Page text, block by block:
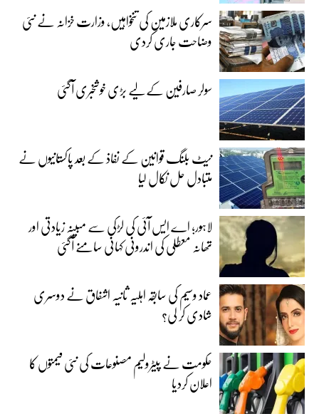
سرکاری ملازمین کی تنخواہیں، وزارت خزانہ نے نئی
وضاحت جاری کردی
سولر صارفین کے لیے بڑی خوشخبری آگئی
نیٹ بلنگ قوانین کے نفاذ کے بعد پاکستانیوں نے
متبادل حل نکال لیا
لاہور؛ اے ایس آئی کی لڑکی سے مبینہ زیادتی اور
تھانہ معطلی کی اندرونی کہانی سامنے آگئی
عماد وسیم کی سابقہ اہلیہ ثانیہ اشفاق نے دوسری
شادی کر لی؟
حکومت نے پیٹرولیم مصنوعات کی نئی قیمتوں کا
اعلان کردیا